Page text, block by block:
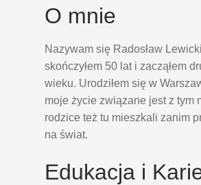
O mnie
Nazywam się Radosław
skończyłem 50 lat i zacząłem
wieku. Urodziłem się w
moje życie związane jest z tym
rodzice też tu mieszkali zanim
na świat.
Edukacja i